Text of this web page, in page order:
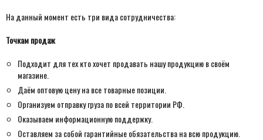
На данный момент есть три вида сотрудничества:
Точкам продаж
Подходит для тех кто хочет продавать нашу продукцию в своём
магазине.
Даём оптовую цену на все товарные позиции.
Организуем отправку груза по всей территории РФ.
Оказываем информационную поддержку.
Оставляем за собой гарантийные обязательства на всю продукцию.